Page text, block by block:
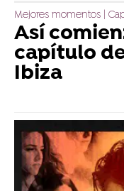
Mejores momentos |
Así
capítulo
Ibiza